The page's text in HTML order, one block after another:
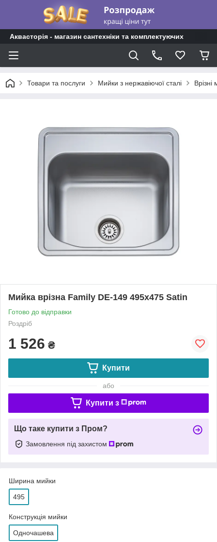
Аквасторія - магазин сантехніки та комплектуючих
Товари та послуги Мийки з нержавіючої сталі
Мийка врізна Family DE-149 495х475 Satin
Готово до відправки
Роздріб
1 526 ₴
Купити
або
Купити з
Що таке купити з Пром?
Замовлення під захистом
Ширина мийки
495
Конструкція мийки
Одночашева